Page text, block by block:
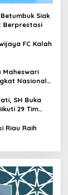
Siak
Berprestasi
FC Kalah
Maheswari
Nasional
SH Buka
29 Tim
Riau Raih